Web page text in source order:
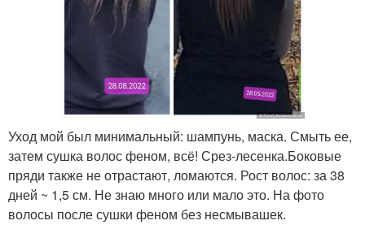
Уход мой был минимальный: шампунь, маска. Смыть ее,
затем сушка волос феном, всё! Срез-лесенка.Боковые
пряди также не отрастают, ломаются. Рост волос: за 38
дней ~ 1,5 см. Не знаю много или мало это. На фото
волосы после сушки феном без несмывашек.